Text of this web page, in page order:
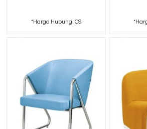
*Harga Hubungi CS